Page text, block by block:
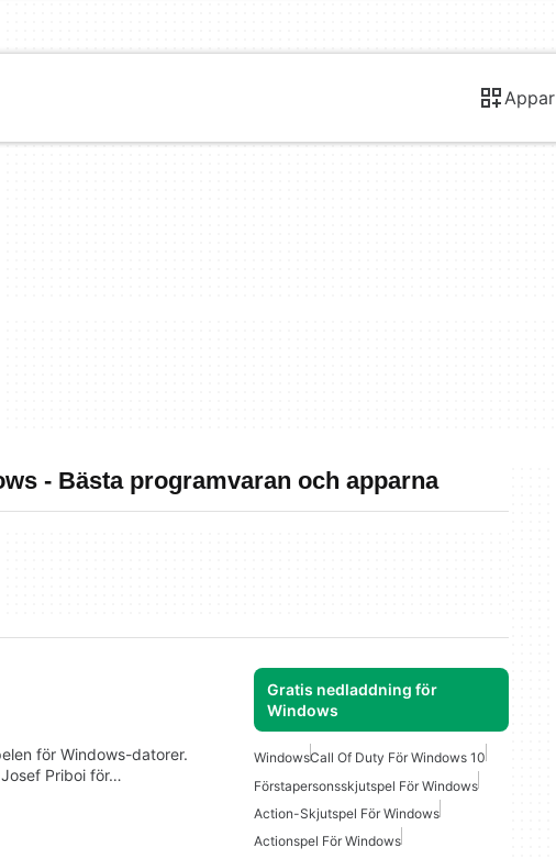
Appar
- Bästa programvaran och apparna
Gratis nedladdning för
Windows
för Windows-datorer.
Priboi för…
WindowsCall Of Duty För Windows 10
Förstapersonsskjutspel För Windows
Action-Skjutspel För Windows
Actionspel För Windows